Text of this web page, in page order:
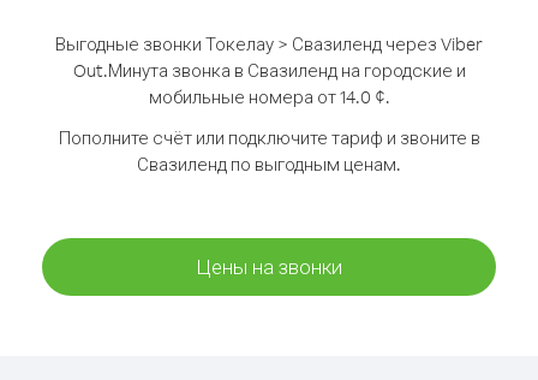
Выгодные звонки Токелау > Свазиленд через Viber
Out.Минута звонка в Свазиленд на городские и
мобильные номера от 14.0 ¢.
Пополните счёт или подключите тариф и звоните в
Свазиленд по выгодным ценам.
Цены на звонки